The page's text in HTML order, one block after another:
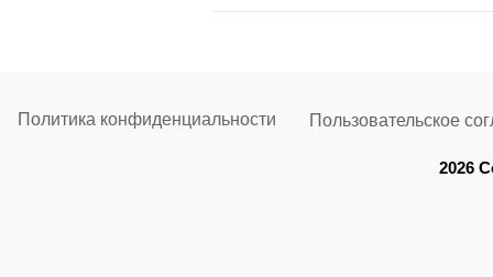
Политика конфиденциальности Пользовательское
2026